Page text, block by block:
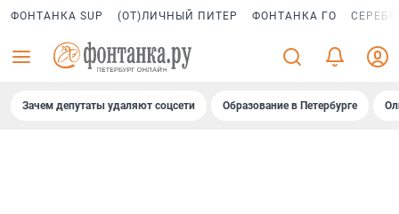
ФОНТАНКА SUP (ОТ)ЛИЧНЫЙ ПИТЕР ФОНТАНКА ГО
Зачем депутаты удаляют соцсети Образование в Петербурге